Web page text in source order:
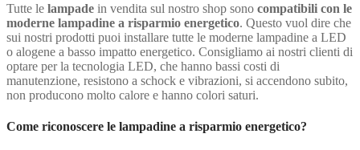
Tutte le lampade in vendita sul nostro shop sono compatibili con le
moderne lampadine a risparmio energetico. Questo vuol dire che
sui nostri prodotti puoi installare tutte le moderne lampadine a LED
o alogene a basso impatto energetico. Consigliamo ai nostri clienti di
optare per la tecnologia LED, che hanno bassi costi di
manutenzione, resistono a schock e vibrazioni, si accendono subito,
non producono molto calore e hanno colori saturi.
Come riconoscere le lampadine a risparmio energetico?